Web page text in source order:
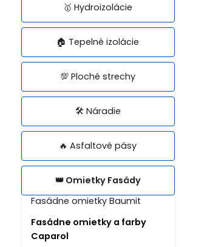
🥇 Hydroizolácie
🏠 Tepelné izolácie
💯 Ploché strechy
🛠️ Náradie
🔥 Asfaltové pásy
👑 Omietky Fasády
Fasádne omietky Baumit
Fasádne omietky a farby
Caparol